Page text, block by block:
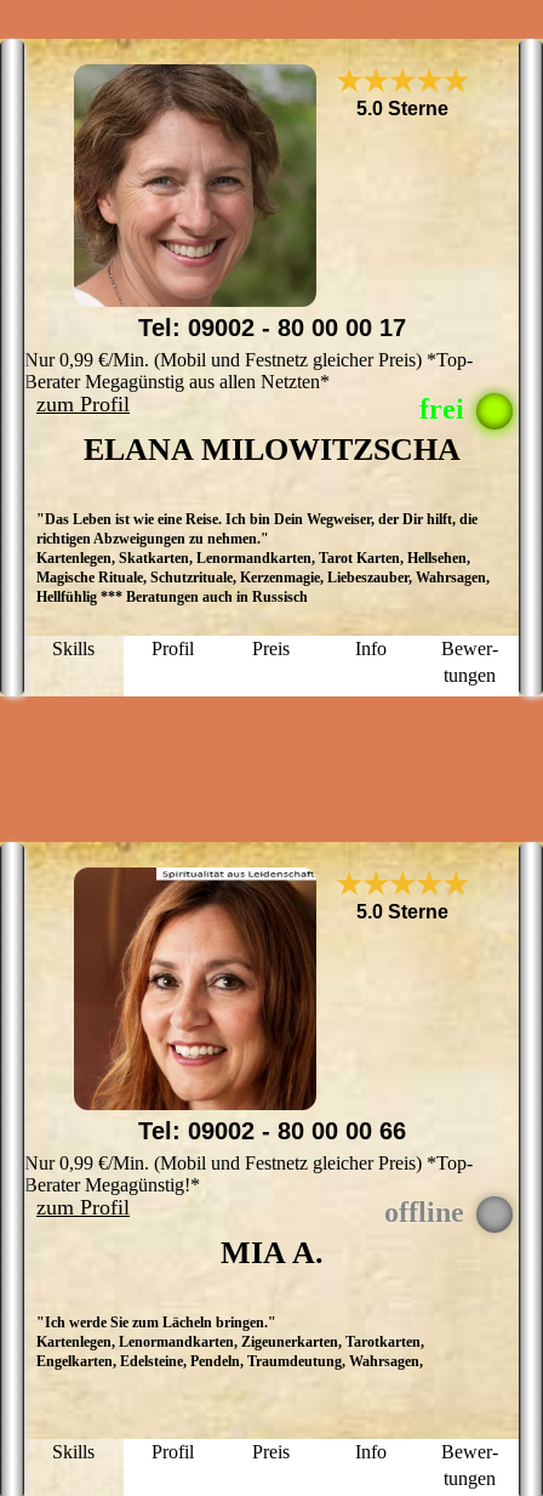
★★★★★
5.0 Sterne
ELANA MILOWITZSCHA
"Das Leben ist wie eine Reise. Ich bin Dein Wegweiser, der Dir hilft, die
richtigen Abzweigungen zu nehmen."
Kartenlegen, Skatkarten, Lenormandkarten, Tarot Karten, Hellsehen,
Magische Rituale, Schutzrituale, Kerzenmagie, Liebeszauber, Wahrsagen,
Hellfühlig *** Beratungen auch in Russisch
Skills Profil Preis Info
Bewer­
tungen
Tel: 09002 - 80 00 00 17
Nur 0,99 €/Min. (Mobil und Festnetz gleicher Preis) *Top-
Berater Megagünstig aus allen Netzten*
zum Profil
★★★★★
5.0 Sterne
MIA A.
"Ich werde Sie zum Lächeln bringen."
Kartenlegen, Lenormandkarten, Zigeunerkarten, Tarotkarten,
Engelkarten, Edelsteine, Pendeln, Traumdeutung, Wahrsagen,
Skills Profil Preis Info
Bewer­
tungen
Tel: 09002 - 80 00 00 66
Nur 0,99 €/Min. (Mobil und Festnetz gleicher Preis) *Top-
Berater Megagünstig!*
zum Profil